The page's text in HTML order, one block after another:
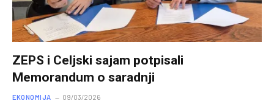
ZEPS i Celjski sajam potpisali
Memorandum o saradnji
EKONOMIJA 09/03/2026